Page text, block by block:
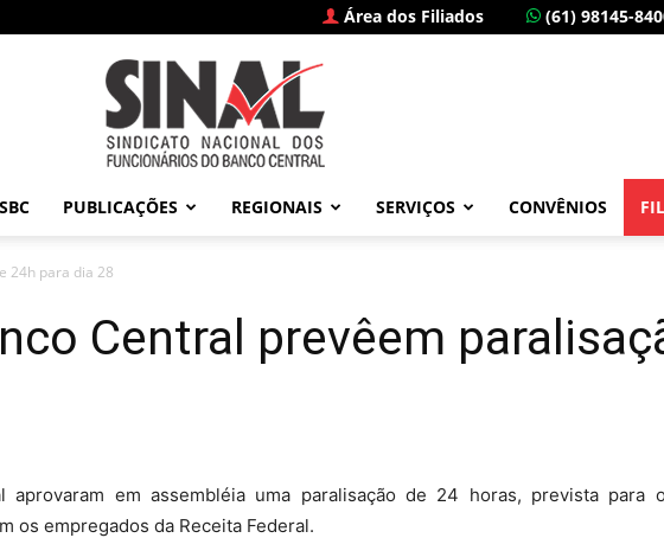
Área dos Filiados (61) 98145-
PUBLICAÇÕES REGIONAIS SERVIÇOS CONVÊNIOS
24h para dia 28
Central prevêem
aprovaram em assembléia uma paralisação de 24 horas, prevista para
os empregados da Receita Federal.